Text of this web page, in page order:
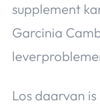
supplement
Garcinia
Los daarvan